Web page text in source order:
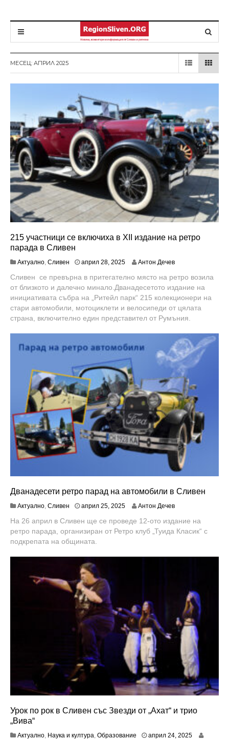
МЕСЕЦ: АПРИЛ 2025
215 участници се включиха в XII издание на ретро
парада в Сливен
Актуално, Сливен април 28, 2025а
р
и
л
2
,
2
5
Антон Дечев
Сливен се превърна в притегателно място на ретро возила
от близкото и далечно минало.Дванадесетото издание на
инициативата събра на „Ритейл парк“ 215 колекционери на
стари автомобили, мотоциклети и велосипеди от цялата
страна, включително един представител от Румъния.
Дванадесети ретро парад на автомобили в Сливен
Актуално, Сливен април 25, 2025 Антон Дечев
На 26 април в Сливен ще се проведе 12-ото издание на
ретро парада, организиран от Ретро клуб „Туида Класик“ с
подкрепата на общината.
Урок по рок в Сливен със Звезди от „Ахат“ и трио
„Вива“
Актуално, Наука и култура, Образование април 24, 2025а